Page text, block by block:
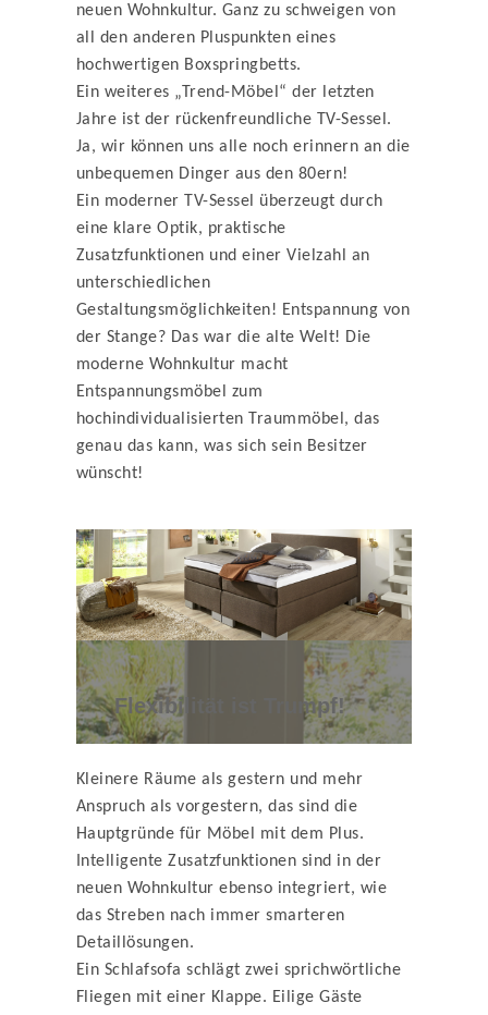
neuen Wohnkultur. Ganz zu schweigen von
all den anderen Pluspunkten eines
hochwertigen Boxspringbetts.
Ein weiteres „Trend-Möbel“ der letzten
Jahre ist der rückenfreundliche TV-Sessel.
Ja, wir können uns alle noch erinnern an die
unbequemen Dinger aus den 80ern!
Ein moderner TV-Sessel überzeugt durch
eine klare Optik, praktische
Zusatzfunktionen und einer Vielzahl an
unterschiedlichen
Gestaltungsmöglichkeiten! Entspannung von
der Stange? Das war die alte Welt! Die
moderne Wohnkultur macht
Entspannungsmöbel zum
hochindividualisierten Traummöbel, das
genau das kann, was sich sein Besitzer
wünscht!
Flexibilität ist Trumpf!
Kleinere Räume als gestern und mehr
Anspruch als vorgestern, das sind die
Hauptgründe für Möbel mit dem Plus.
Intelligente Zusatzfunktionen sind in der
neuen Wohnkultur ebenso integriert, wie
das Streben nach immer smarteren
Detaillösungen.
Ein Schlafsofa schlägt zwei sprichwörtliche
Fliegen mit einer Klappe. Eilige Gäste